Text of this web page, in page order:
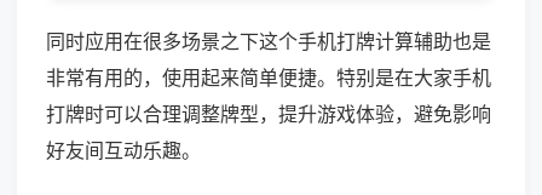
同时应用在很多场景之下这个手机打牌计算辅助也是
非常有用的，使用起来简单便捷。特别是在大家手机
打牌时可以合理调整牌型，提升游戏体验，避免影响
好友间互动乐趣。